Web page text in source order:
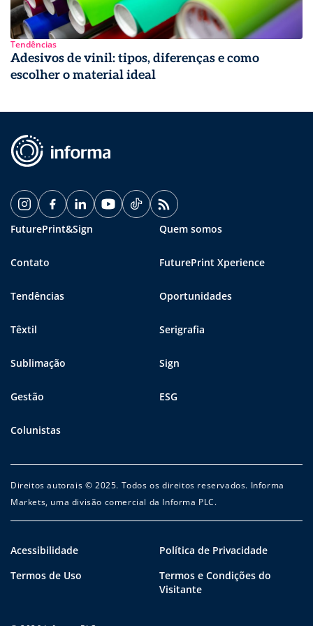
Tendências
Adesivos de vinil: tipos, diferenças e como
escolher o material ideal
FuturePrint&Sign Quem somos
Contato FuturePrint Xperience
Tendências Oportunidades
Têxtil Serigrafia
Sublimação Sign
Gestão ESG
Colunistas
Direitos autorais © 2025. Todos os direitos reservados. Informa
Markets, uma divisão comercial da Informa PLC.
Acessibilidade
Política de Privacidade
Termos de Uso
Termos e Condições do
Visitante